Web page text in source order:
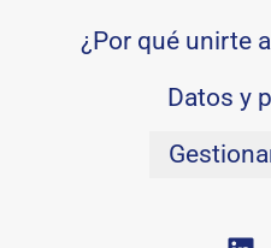
¿Por qué unirte
Datos y